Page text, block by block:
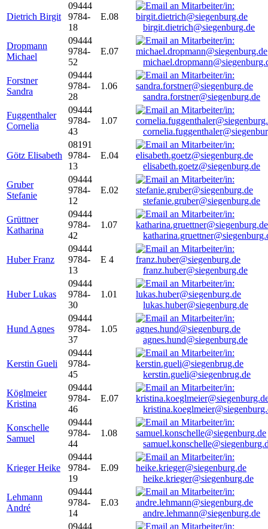
Dietrich Birgit
09444
9784-
18
E.08
birgit.dietrich@siegenburg.de
Dropmann
Michael
09444
9784-
52
E.07
Forstner
Sandra
09444
9784-
28
1.06
sandra.forstner@siegenburg.de
Fuggenthaler
Cornelia
09444
9784-
43
1.07
Götz Elisabeth
08191
9784-
13
E.04
elisabeth.goetz@siegenburg.de
Gruber
Stefanie
09444
9784-
12
E.02
stefanie.gruber@siegenburg.de
Grüttner
Katharina
09444
9784-
42
1.07
Huber Franz
09444
9784-
13
E 4
franz.huber@siegenburg.de
Huber Lukas
09444
9784-
30
1.01
lukas.huber@siegenburg.de
Hund Agnes
09444
9784-
37
1.05
agnes.hund@siegenburg.de
Kerstin Gueli
09444
9784-
45
kerstin.gueli@siegenbrug.de
Köglmeier
Kristina
09444
9784-
46
E.07
Konschelle
Samuel
09444
9784-
44
1.08
Krieger Heike
09444
9784-
19
E.09
heike.krieger@siegenburg.de
Lehmann
André
09444
9784-
14
E.03
andre.lehmann@siegenburg.de
09444